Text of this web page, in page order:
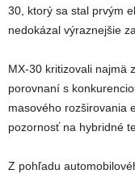
30, ktorý sa stal prvým
nedokázal výraznejšie
MX-30 kritizovali najmä
porovnaní s
masového rozširovania
pozornosť na hybridné
Z pohľadu